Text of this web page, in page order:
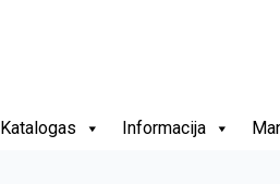
Katalogas Informacija